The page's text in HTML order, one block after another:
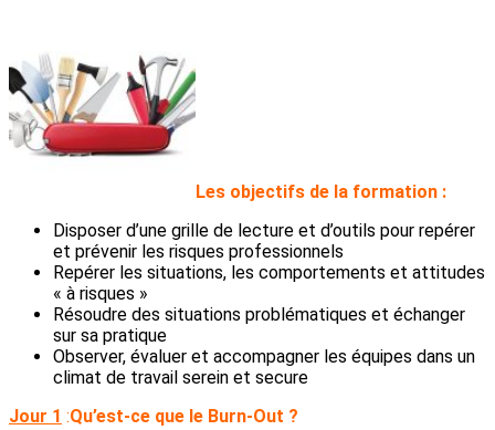
Les objectifs de la formation :
Disposer d’une grille de lecture et d’outils pour repérer
et prévenir les risques professionnels
Repérer les situations, les comportements et attitudes
« à risques »
Résoudre des situations problématiques et échanger
sur sa pratique
Observer, évaluer et accompagner les équipes dans un
climat de travail serein et secure
Jour 1 :Qu’est-ce que le Burn-Out ?